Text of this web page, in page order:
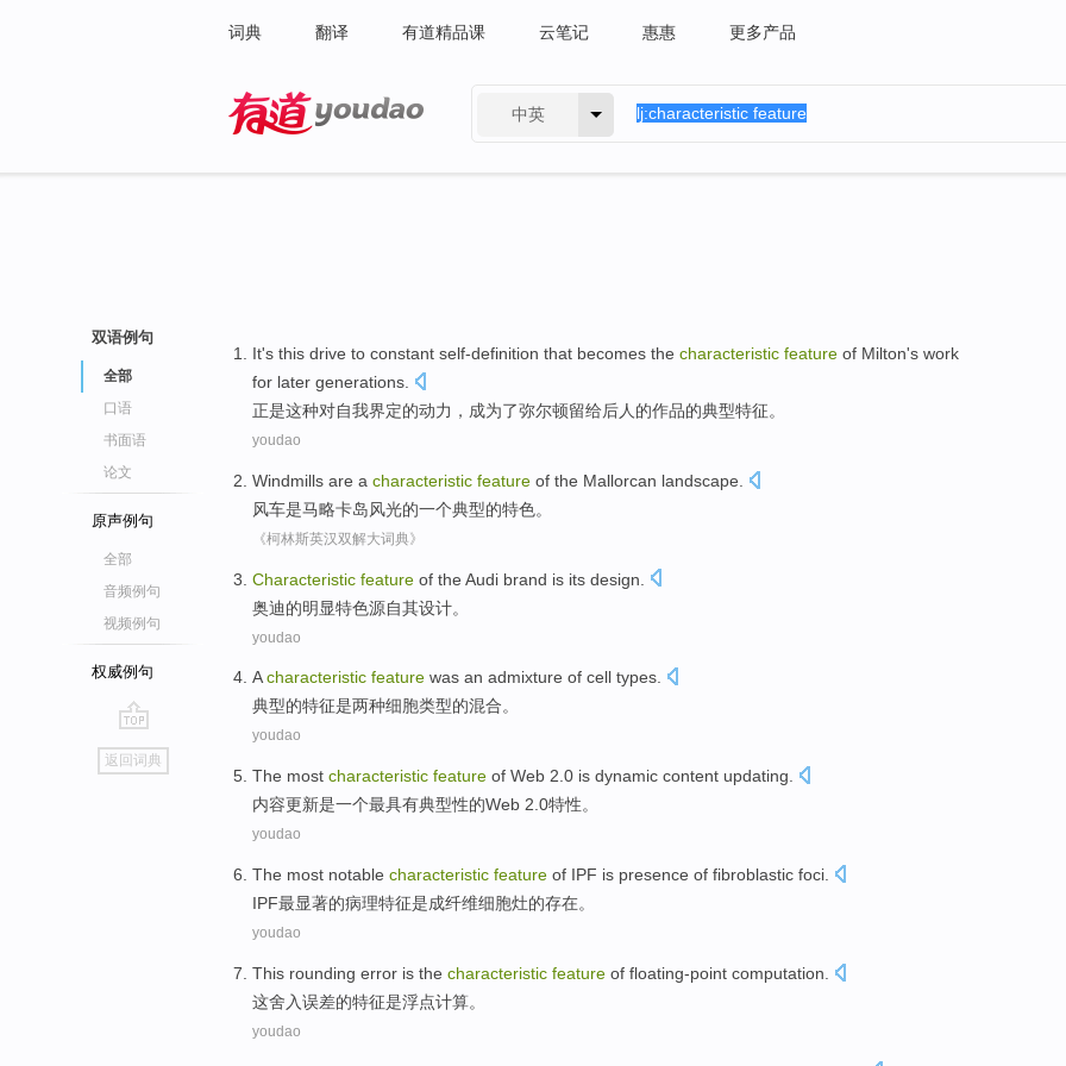
词典 翻译 有道精品课 云笔记 惠惠 更多产品
中英
双语例句
全部
口语
书面语
论文
原声例句
全部
音频例句
视频例句
权威例句
go
top
返回词典
It's this drive to constant self-definition that becomes the characteristic feature of Milton's work
for later generations
正是这种对自我界定的动力 ， 成为了弥尔顿留给后人的作品的典型特征。
youdao
Windmills are a characteristic feature of the Mallorcan landscape.
风车是马略卡岛风光的一个典型的特色。
《柯林斯英汉双解大词典》
Characteristic feature of the Audi brand is its design
奥迪的明显特色源自其设计。
youdao
Acharacteristic feature was an admixture of cell types.
典型的特征是两种细胞类型的混合。
youdao
The most characteristic feature of Web 2.0 is dynamic content updating
内容更新是一个最具有典型性的Web 2.0特性。
youdao
The most notable characteristic feature of IPF is presence of fibroblastic foci
IPF最显著的病理特征是成纤维细胞灶的存在。
youdao
This rounding error is the characteristic feature of floating-point computation
这舍入误差的特征是浮点计算。
youdao